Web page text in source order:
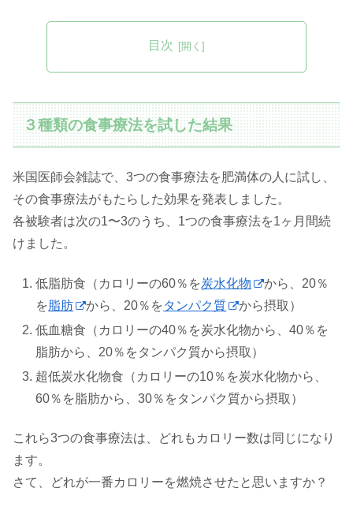
目次
３種類の食事療法を試した結果
米国医師会雑誌で、3つの食事療法を肥満体の人に試し、
その食事療法がもたらした効果を発表しました。
各被験者は次の1〜3のうち、1つの食事療法を1ヶ月間続
けました。
低脂肪食（カロリーの60％を炭水化物
から、20％
を 脂肪 から、20％を タンパク質
から摂取）
低血糖食（カロリーの40％を炭水化物から、40％を
脂肪から、20％をタンパク質から摂取）
超低炭水化物食（カロリーの10％を炭水化物から、
60％を脂肪から、30％をタンパク質から摂取）
これら3つの食事療法は、どれもカロリー数は同じになり
ます。
さて、どれが一番カロリーを燃焼させたと思いますか？